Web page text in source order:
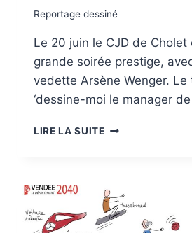
Reportage dessiné
Le 20 juin le CJD de Cholet
grande soirée prestige,
vedette Arsène Wenger.
‘dessine-moi le manager
LIRE LA SUITECJDAY